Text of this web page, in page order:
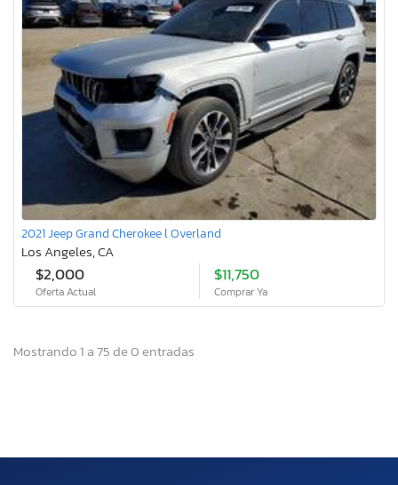
2021 Jeep Grand Cherokee l Overland
Los Angeles, CA
$2,000
Oferta Actual
$11,750
Comprar Ya
Mostrando 1 a 75 de 0 entradas